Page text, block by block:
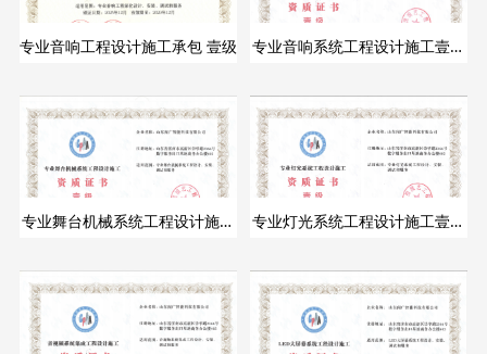
专业音响工程设计施工承包 壹级
专业音响系统工程设计施工壹级
专业舞台机械系统工程设计施工
专业灯光系统工程设计施工壹级